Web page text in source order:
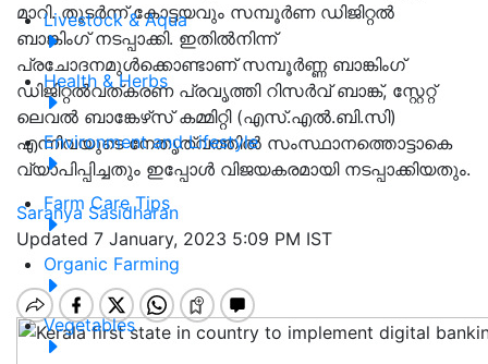
Livestock & Aqua
Health & Herbs
Environment and Lifestyle
Farm Care Tips
Organic Farming
Vegetables
മാറി. തുടർന്ന് കോട്ടയവും സമ്പൂർണ ഡിജിറ്റൽ
ബാങ്കിംഗ് നടപ്പാക്കി. ഇതിൽനിന്ന്
പ്രചോദനമുൾക്കൊണ്ടാണ് സമ്പൂർണ്ണ ബാങ്കിംഗ്
ഡിജിറ്റൽവത്കരണ പ്രവൃത്തി റിസർവ് ബാങ്ക്, സ്റ്റേറ്റ്
ലെവൽ ബാങ്കേഴ്‌സ് കമ്മിറ്റി (എസ്.എൽ.ബി.സി)
എന്നിവയുടെ നേതൃത്വത്തിൽ സംസ്ഥാനത്തൊട്ടാകെ
വ്യാപിപ്പിച്ചതും ഇപ്പോൾ വിജയകരമായി നടപ്പാക്കിയതും.
Saranya Sasidharan
Updated 7 January, 2023 5:09 PM IST